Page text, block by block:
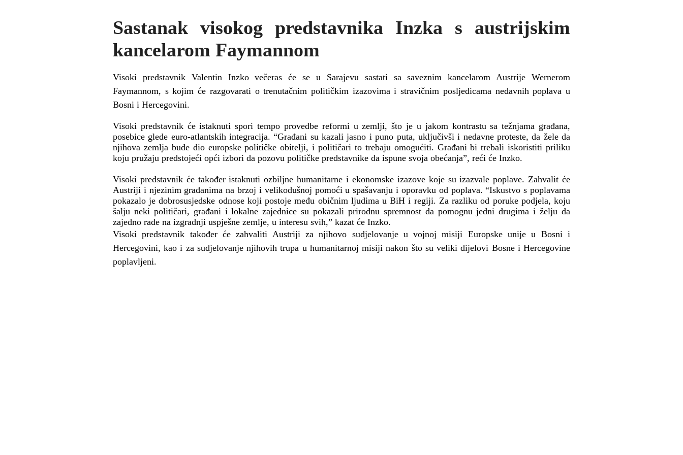
Sastanak visokog predstavnika Inzka s austrijskim
kancelarom Faymannom
Visoki predstavnik Valentin Inzko večeras će se u Sarajevu sastati sa saveznim kancelarom Austrije Wernerom
Faymannom, s kojim će razgovarati o trenutačnim političkim izazovima i stravičnim posljedicama nedavnih poplava u
Bosni i Hercegovini.
Visoki predstavnik će istaknuti spori tempo provedbe reformi u zemlji, što je u jakom kontrastu sa težnjama građana,
posebice glede euro-atlantskih integracija. “Građani su kazali jasno i puno puta, uključivši i nedavne proteste, da žele da
njihova zemlja bude dio europske političke obitelji, i političari to trebaju omogućiti. Građani bi trebali iskoristiti priliku
koju pružaju predstojeći opći izbori da pozovu političke predstavnike da ispune svoja obećanja”, reći će Inzko.
Visoki predstavnik će također istaknuti ozbiljne humanitarne i ekonomske izazove koje su izazvale poplave. Zahvalit će
Austriji i njezinim građanima na brzoj i velikodušnoj pomoći u spašavanju i oporavku od poplava. “Iskustvo s poplavama
pokazalo je dobrosusjedske odnose koji postoje među običnim ljudima u BiH i regiji. Za razliku od poruke podjela, koju
šalju neki političari, građani i lokalne zajednice su pokazali prirodnu spremnost da pomognu jedni drugima i želju da
zajedno rade na izgradnji uspješne zemlje, u interesu svih,” kazat će Inzko.
Visoki predstavnik također će zahvaliti Austriji za njihovo sudjelovanje u vojnoj misiji Europske unije u Bosni i
Hercegovini, kao i za sudjelovanje njihovih trupa u humanitarnoj misiji nakon što su veliki dijelovi Bosne i Hercegovine
poplavljeni.